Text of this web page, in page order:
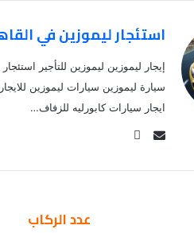
استئجار ليموزين في
إيجار ليموزين ليموزين للتأجير
سيارة ليموزين سيارات ليموزين
ايجار سيارات كابورليه للزفاف…
Se
عدد الركاب